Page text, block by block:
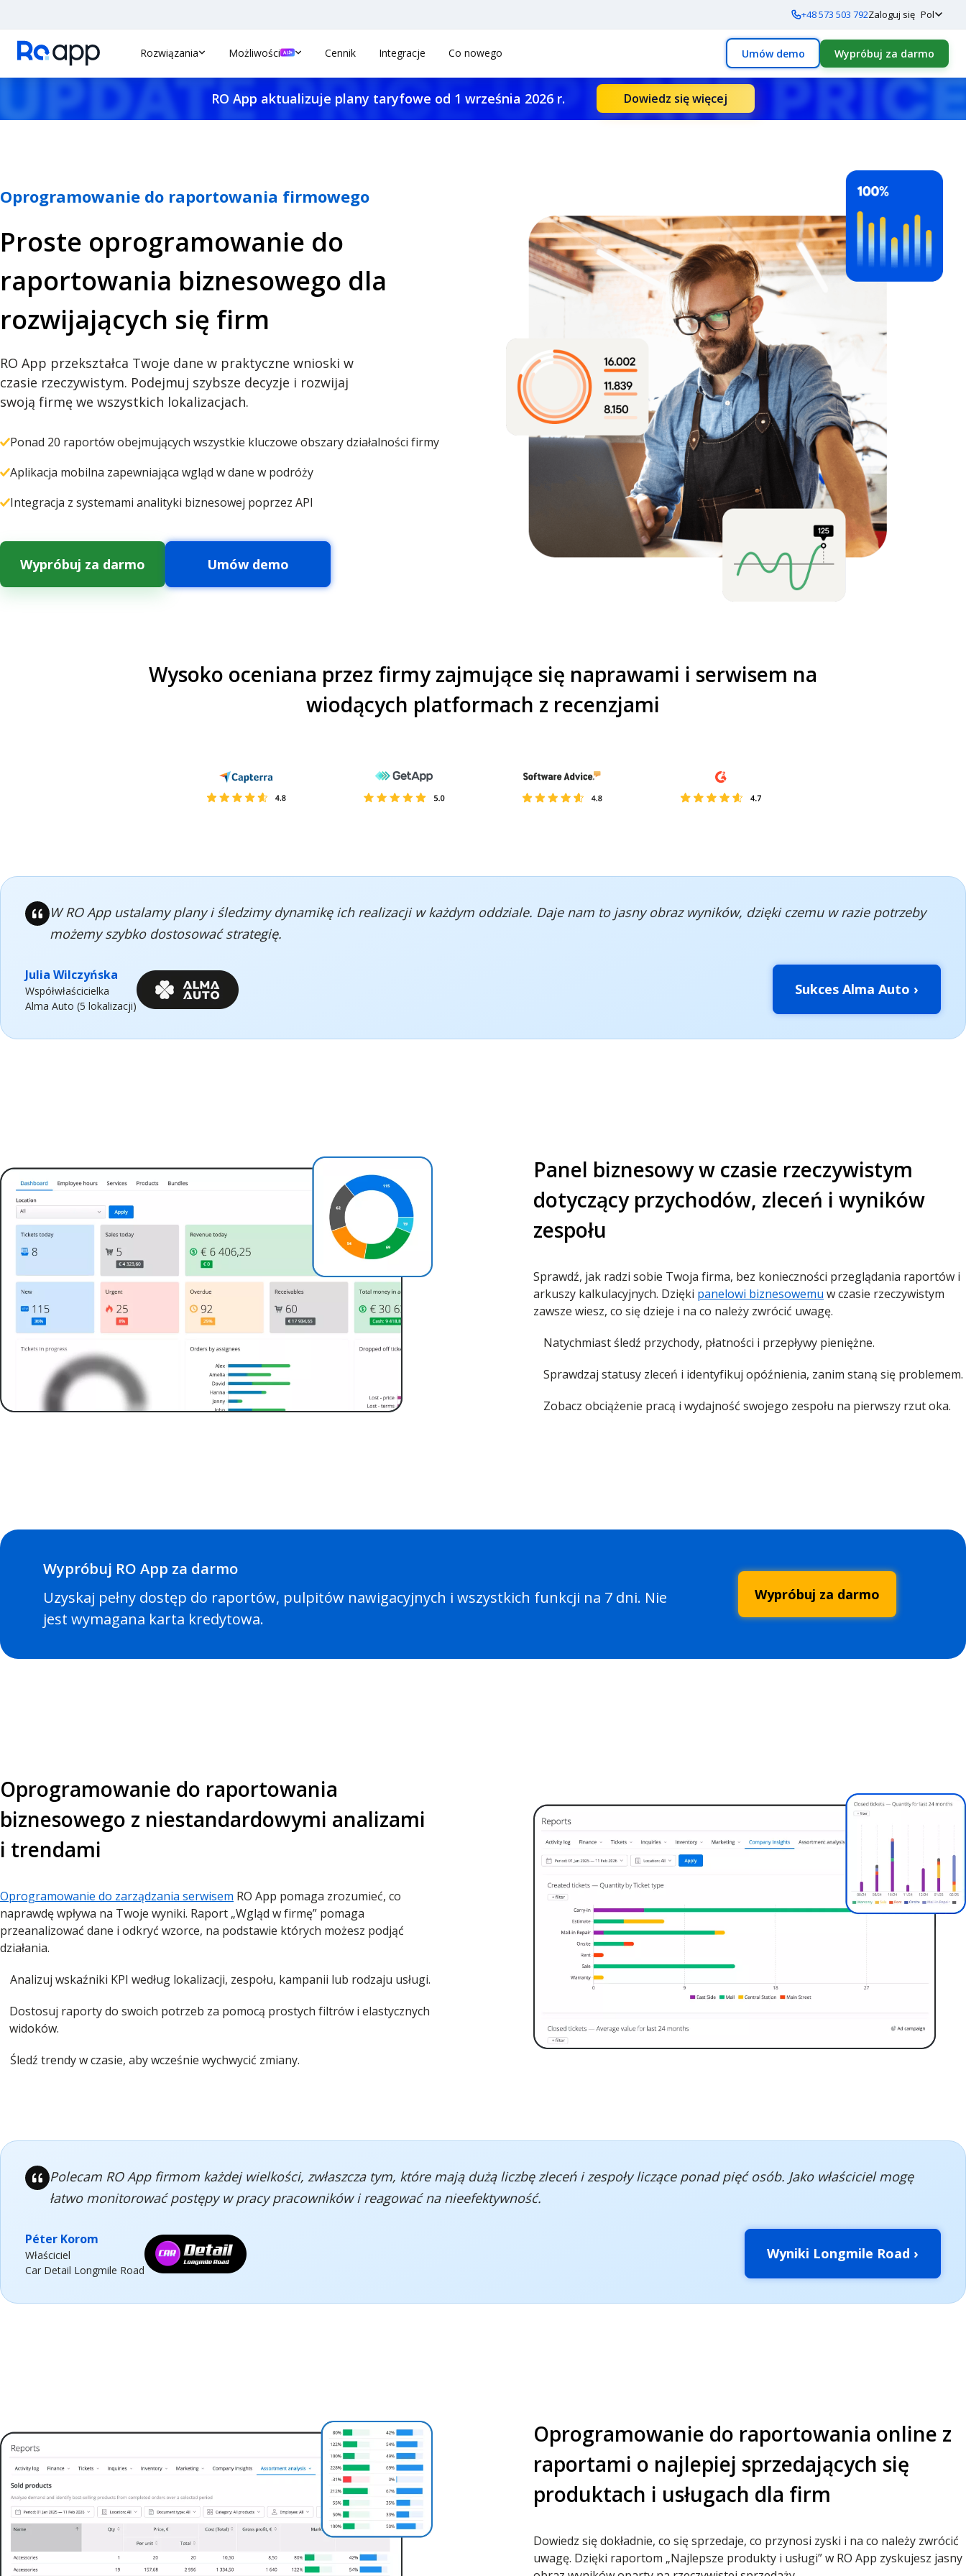
+48 573 503 792Zaloguj się Pol
Rozwiązania Możliwości Cennik Integracje Co nowego Umów demo Wypróbuj za darmo
RO App aktualizuje plany taryfowe od 1 września 2026 r. Dowiedz się więcej
Oprogramowanie do raportowania firmowego
Proste oprogramowanie do
raportowania biznesowego dla
rozwijających się firm
RO App przekształca Twoje dane w praktyczne wnioski w
czasie rzeczywistym. Podejmuj szybsze decyzje i rozwijaj
swoją firmę we wszystkich lokalizacjach.
Ponad 20 raportów obejmujących wszystkie kluczowe obszary działalności firmy
Aplikacja mobilna zapewniająca wgląd w dane w podróży
Integracja z systemami analityki biznesowej poprzez API
Wypróbuj za darmo Umów demo
Wysoko oceniana przez firmy zajmujące się naprawami i serwisem na
wiodących platformach z recenzjami
W RO App ustalamy plany i śledzimy dynamikę ich realizacji w każdym oddziale. Daje nam to jasny obraz wyników, dzięki czemu w razie potrzeby
możemy szybko dostosować strategię.
Julia Wilczyńska
Współwłaścicielka
Alma Auto (5 lokalizacji)
Sukces Alma Auto ›
Panel biznesowy w czasie rzeczywistym
dotyczący przychodów, zleceń i wyników
zespołu
Sprawdź, jak radzi sobie Twoja firma, bez konieczności przeglądania raportów i
arkuszy kalkulacyjnych. Dzięki panelowi biznesowemu w czasie rzeczywistym
zawsze wiesz, co się dzieje i na co należy zwrócić uwagę.
Natychmiast śledź przychody, płatności i przepływy pieniężne.
Sprawdzaj statusy zleceń i identyfikuj opóźnienia, zanim staną się problemem.
Zobacz obciążenie pracą i wydajność swojego zespołu na pierwszy rzut oka.
Wypróbuj RO App za darmo
Uzyskaj pełny dostęp do raportów, pulpitów nawigacyjnych i wszystkich funkcji na 7 dni. Nie
jest wymagana karta kredytowa.
Wypróbuj za darmo
Oprogramowanie do raportowania
biznesowego z niestandardowymi analizami
i trendami
Oprogramowanie do zarządzania serwisem RO App pomaga zrozumieć, co
naprawdę wpływa na Twoje wyniki. Raport „Wgląd w firmę” pomaga
przeanalizować dane i odkryć wzorce, na podstawie których możesz podjąć
działania.
Analizuj wskaźniki KPI według lokalizacji, zespołu, kampanii lub rodzaju usługi.
Dostosuj raporty do swoich potrzeb za pomocą prostych filtrów i elastycznych
widoków.
Śledź trendy w czasie, aby wcześnie wychwycić zmiany.
Polecam RO App firmom każdej wielkości, zwłaszcza tym, które mają dużą liczbę zleceń i zespoły liczące ponad pięć osób. Jako właściciel mogę
łatwo monitorować postępy w pracy pracowników i reagować na nieefektywność.
Péter Korom
Właściciel
Car Detail Longmile Road
Wyniki Longmile Road ›
Oprogramowanie do raportowania online z
raportami o najlepiej sprzedających się
produktach i usługach dla firm
Dowiedz się dokładnie, co się sprzedaje, co przynosi zyski i na co należy zwrócić
uwagę. Dzięki raportom „Najlepsze produkty i usługi” w RO App zyskujesz jasny